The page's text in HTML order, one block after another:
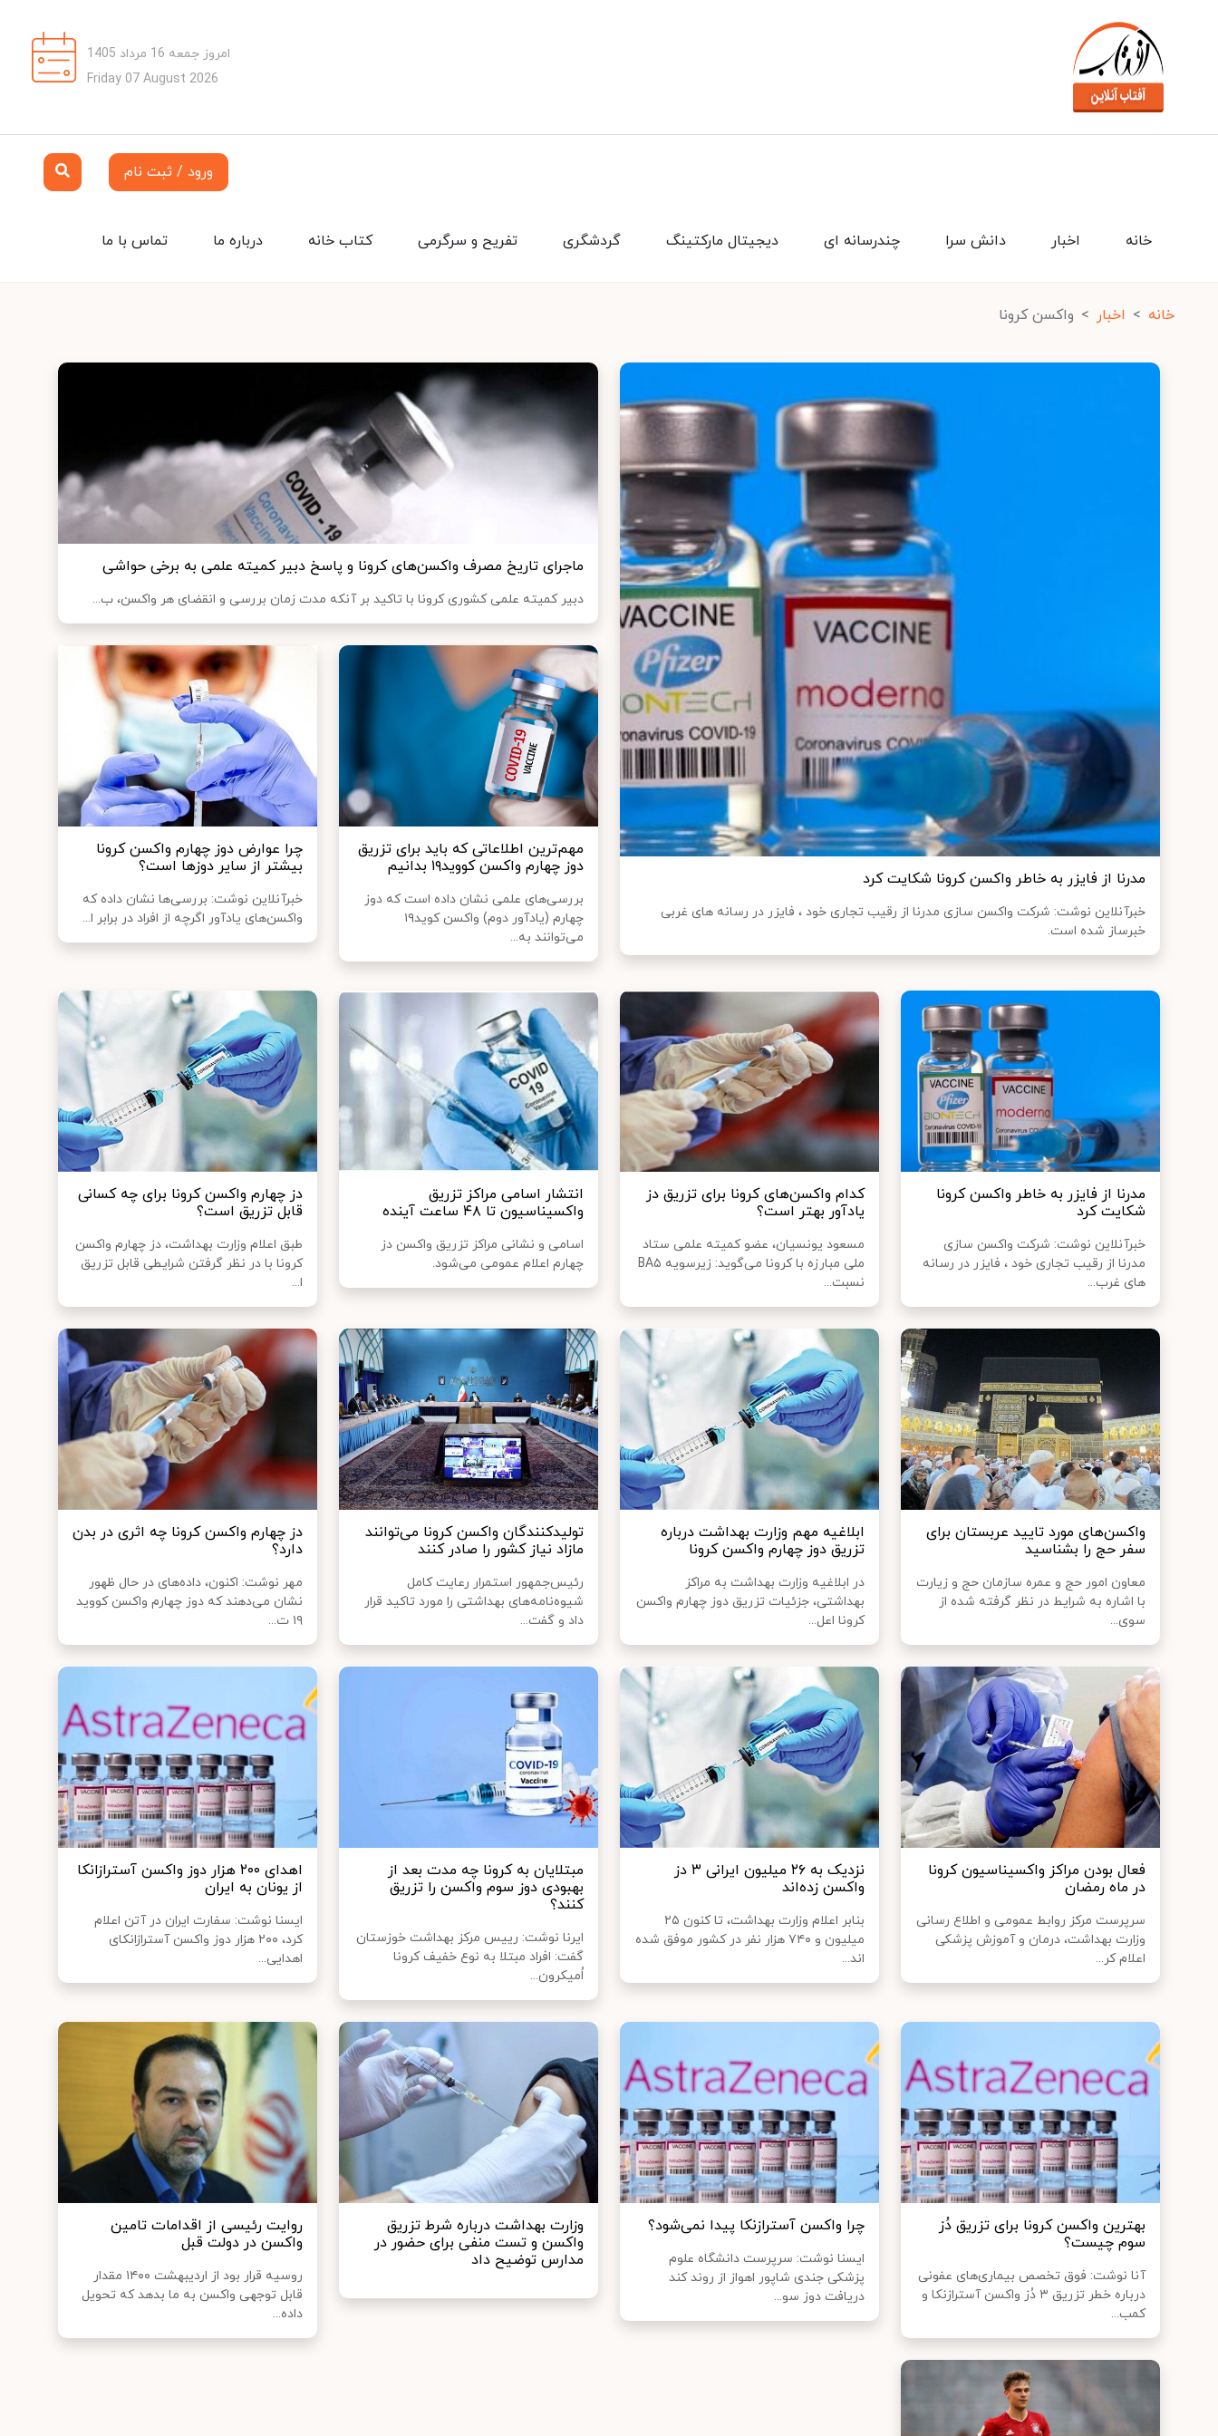
امروز جمعه 16 مرداد 1405
Friday 07 August 2026
ورود / ثبت نام
تماس با ما درباره ما کتاب خانه تفریح و سرگرمی گردشگری دیجیتال مارکتینگ چندرسانه ای دانش سرا اخبار خانه
خانه اخبار واکسن کرونا
مدرنا از فایزر به خاطر واکسن کرونا شکایت کرد
خبرآنلاین نوشت: شرکت واکسن سازی مدرنا از رقیب تجاری خود ، فایزر در رسانه های غربی
خبرساز شده است.
ماجرای تاریخ مصرف واکسن‌های کرونا و پاسخ دبیر کمیته علمی به برخی حواشی
دبیر کمیته علمی کشوری کرونا با تاکید بر آنکه مدت زمان بررسی و انقضای هر واکسن، ب...
مهم‌ترین اطلاعاتی که باید برای تزریق
دوز چهارم واکسن کووید۱۹ بدانیم
بررسی‌های علمی نشان داده است که دوز
چهارم (یادآور دوم) واکسن کوید۱۹
می‌توانند به...
چرا عوارض دوز چهارم واکسن کرونا
بیشتر از سایر دوزها است؟
خبرآنلاین نوشت: بررسی‌ها نشان داده که
واکسن‌های یادآور اگرچه از افراد در برابر ا...
مدرنا از فایزر به خاطر واکسن کرونا
شکایت کرد
خبرآنلاین نوشت: شرکت واکسن سازی
مدرنا از رقیب تجاری خود ، فایزر در رسانه
های غرب...
کدام واکسن‌های کرونا برای تزریق دز
یادآور بهتر است؟
مسعود یونسیان، عضو کمیته علمی ستاد
ملی مبارزه با کرونا می‌گوید: زیرسویه BA۵
نسبت...
انتشار اسامی مراکز تزریق
واکسیناسیون تا ۴۸ ساعت آینده
اسامی و نشانی مراکز تزریق واکسن دز
چهارم اعلام عمومی می‌شود.
دز چهارم واکسن کرونا برای چه کسانی
قابل تزریق است؟
طبق اعلام وزارت بهداشت، دز چهارم واکسن
کرونا با در نظر گرفتن شرایطی قابل تزریق
ا...
واکسن‌های مورد تایید عربستان برای
سفر حج را بشناسید
معاون امور حج و عمره سازمان حج و زیارت
با اشاره به شرایط در نظر گرفته شده از
سوی...
ابلاغیه مهم وزارت بهداشت درباره
تزریق دوز چهارم واکسن کرونا
در ابلاغیه وزارت بهداشت به مراکز
بهداشتی، جزئیات تزریق دوز چهارم واکسن
کرونا اعل...
تولیدکنندگان واکسن کرونا می‌توانند
مازاد نیاز کشور را صادر کنند
رئیس‌جمهور استمرار رعایت کامل
شیوه‌نامه‌های بهداشتی را مورد تاکید قرار
داد و گفت...
دز چهارم واکسن کرونا چه اثری در بدن
دارد؟
مهر نوشت: اکنون، داده‌های در حال ظهور
نشان می‌دهند که دوز چهارم واکسن کووید
۱۹ ت...
فعال بودن مراکز واکسیناسیون کرونا
در ماه رمضان
سرپرست مرکز روابط عمومی و اطلاع رسانی
وزارت بهداشت، درمان و آموزش پزشکی
اعلام کر...
نزدیک به ۲۶ میلیون ایرانی ۳ دز
واکسن زده‌اند
بنابر اعلام وزارت بهداشت، تا کنون ۲۵
میلیون و ۷۴۰ هزار نفر در کشور موفق شده
اند...
مبتلایان به کرونا چه مدت بعد از
بهبودی دوز سوم واکسن را تزریق
کنند؟
ایرنا نوشت: رییس مرکز بهداشت خوزستان
گفت: افراد مبتلا به نوع خفیف کرونا
اُمیکرون...
اهدای ۲۰۰ هزار دوز واکسن آسترازانکا
از یونان به ایران
ایسنا نوشت: سفارت ایران در آتن اعلام
کرد، ۲۰۰ هزار دوز واکسن آسترازانکای
اهدایی...
بهترین واکسن‌ کرونا برای تزریق دُز
سوم چیست؟
آنا نوشت: فوق تخصص بیماری‌های عفونی
درباره خطر تزریق ۳ دُز واکسن آسترازنکا و
کمب...
چرا واکسن آسترازنکا پیدا نمی‌شود؟
ایسنا نوشت: سرپرست دانشگاه علوم
پزشکی جندی شاپور اهواز از روند کند
دریافت دوز سو...
وزارت بهداشت درباره شرط تزریق
واکسن و تست منفی برای حضور در
مدارس توضیح داد
روایت رئیسی از اقدامات تامین
واکسن در دولت قبل
روسیه قرار بود از اردیبهشت ۱۴۰۰ مقدار
قابل توجهی واکسن به ما بدهد که تحویل
داده...